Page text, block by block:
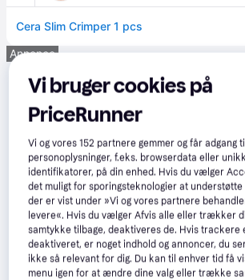
Cera Slim Crimper 1 pcs
Annonce
Vi bruger cookies på
PriceRunner
Vi og vores152 partnere gemmer og får adgang til
personoplysninger, f.eks. browserdata eller
identifikatorer, på din enhed. Hvis du vælger
det muligt for sporingsteknologier at understøtte
der er vist under »Vi og vores partnere
levere«. Hvis du vælger Afvis alle eller trækker
samtykke tilbage, deaktiveres de. Hvis trackere
deaktiveret, er noget indhold og annoncer, du
ikke så relevant for dig. Du kan til enhver tid få
menu igen for at ændre dine valg eller trække